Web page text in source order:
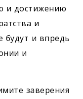
и достижению
и
будут и впредь
и
заверения